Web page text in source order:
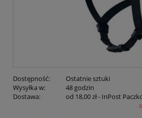
Dostępność:
Ostatnie sztuki
Wysyłka w:
48 godzin
Dostawa:
od 18,00 zł- InPost
Cena nie zawiera ewentualnych